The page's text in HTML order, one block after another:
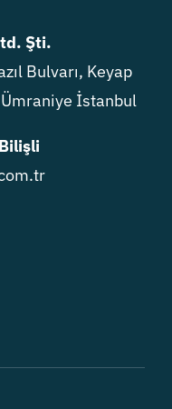
Şti.
Bulvarı, Keyap
İstanbul